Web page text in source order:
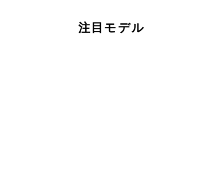
注目モデル